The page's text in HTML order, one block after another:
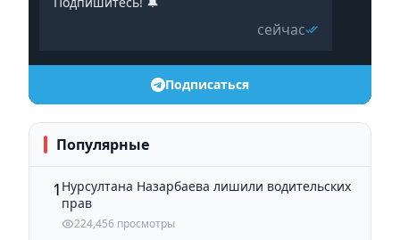
сейчас
Подписаться
Популярные
1 Нурсултана Назарбаева лишили водительских
прав
224,456 просмотры